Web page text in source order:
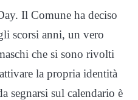
Il Comune ha deciso
scorsi anni, un vero
che si sono rivolti
la propria identità
segnarsi sul calendario è